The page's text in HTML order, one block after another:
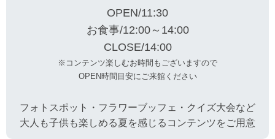
OPEN/11:30
お食事/12:00～14:00
CLOSE/14:00
※コンテンツ楽しむお時間もございますので
OPEN時間目安にご来館ください
フォトスポット・フラワーブッフェ・クイズ大会など
大人も子供も楽しめる夏を感じるコンテンツをご用意